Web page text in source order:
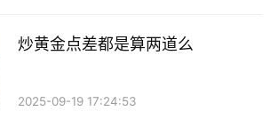
炒黄金点差都是算两道么
2025-09-19 17:24:53